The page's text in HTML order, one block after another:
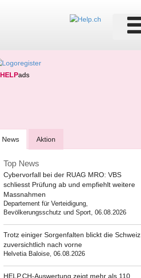
HELPads
News Aktion
Top News
Cybervorfall bei der RUAG MRO: VBS
schliesst Prüfung ab und empfiehlt weitere
Massnahmen
Departement für Verteidigung,
Bevölkerungsschutz und Sport, 06.08.2026
Trotz einiger Sorgenfalten blickt die Schweiz
zuversichtlich nach vorne
Helvetia Baloise, 06.08.2026
HELP.CH-Auswertung zeigt mehr als 110